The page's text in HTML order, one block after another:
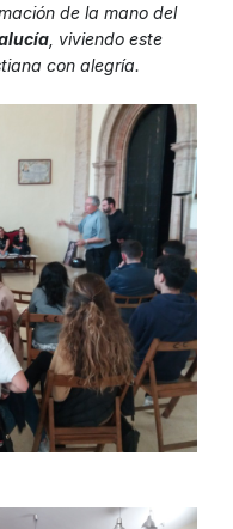
de la mano del
, viviendo este
con alegría.